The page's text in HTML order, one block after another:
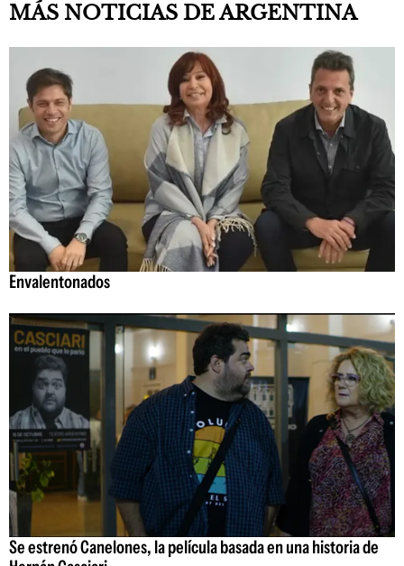
MÁS NOTICIAS DE ARGENTINA
Envalentonados
Se estrenó Canelones, la película basada en una historia de